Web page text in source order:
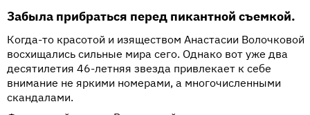
Забыла прибраться перед пикантной съемкой.
Когда-то красотой и изяществом Анастасии Волочковой
восхищались сильные мира сего. Однако вот уже два
десятилетия 46-летняя звезда привлекает к себе
внимание не яркими номерами, а многочисленными
скандалами.